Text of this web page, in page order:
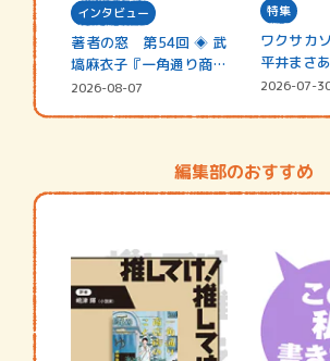
インタビュー
著者の窓 第54回 ◈ 武
塙麻衣子『一角通り商店
街の…
2026-08-07
特集
ワクサカ
平井まさ
シャ…
2026-07-
編集部のおすすめ